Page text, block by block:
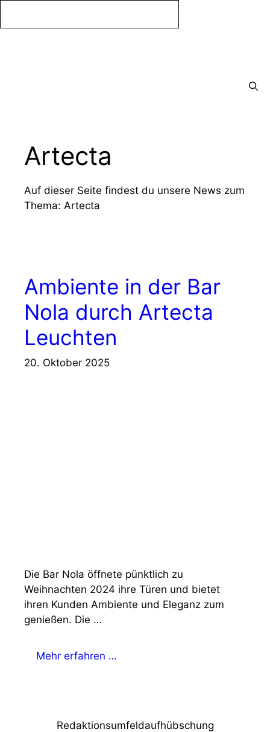
Artecta
Auf dieser Seite findest du unsere News zum
Thema: Artecta
Ambiente in der Bar
Nola durch Artecta
Leuchten
20. Oktober 2025
Die Bar Nola öffnete pünktlich zu
Weihnachten 2024 ihre Türen und bietet
ihren Kunden Ambiente und Eleganz zum
genießen. Die …
Mehr erfahren …
Redaktionsumfeldaufhübschung